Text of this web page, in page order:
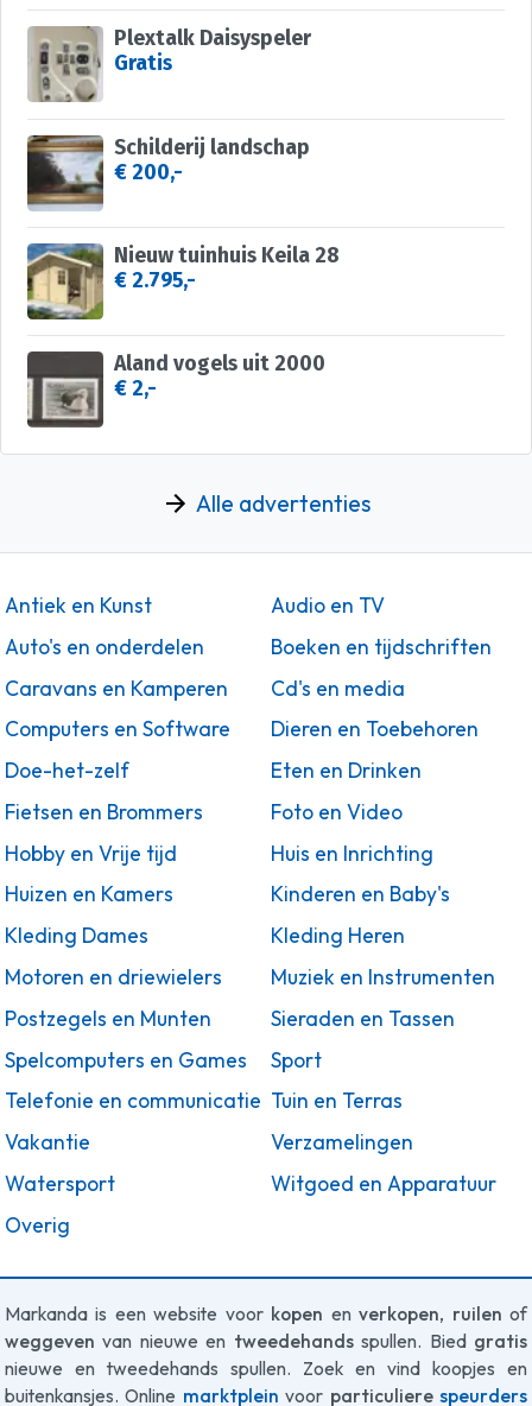
Plextalk Daisyspeler
Gratis
Schilderij landschap
€ 200,-
Nieuw tuinhuis Keila 28
€ 2.795,-
Aland vogels uit 2000
€ 2,-
Alle advertenties
Antiek en Kunst
Audio en TV
Auto's en onderdelen
Boeken en tijdschriften
Caravans en Kamperen
Cd's en media
Computers en Software
Dieren en Toebehoren
Doe-het-zelf
Eten en Drinken
Fietsen en Brommers
Foto en Video
Hobby en Vrije tijd
Huis en Inrichting
Huizen en Kamers
Kinderen en Baby's
Kleding Dames
Kleding Heren
Motoren en driewielers
Muziek en Instrumenten
Postzegels en Munten
Sieraden en Tassen
Spelcomputers en Games
Sport
Telefonie en communicatie Tuin en Terras
Vakantie
Verzamelingen
Watersport
Witgoed en Apparatuur
Overig
Markanda is een website voor kopen enverkopen, ruilen of
weggeven van nieuwe en tweedehandsspullen. Bied gratis
nieuwe en tweedehands spullen. Zoek en vind koopjes en
buitenkansjes. Online marktplein voor particulierespeurders